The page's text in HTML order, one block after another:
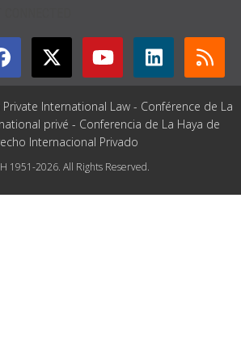
International Law - Conférence de La
privé - Conferencia de La Haya de
Internacional Privado
1951-2026. All Rights Reserved.